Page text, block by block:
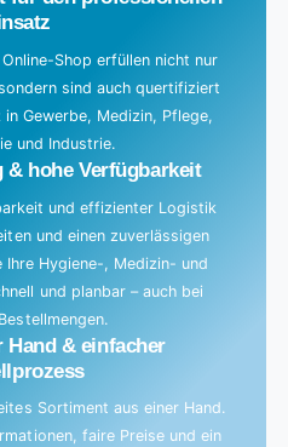
Shop erfüllen nicht nur
sind auch quertifiziert
Gewerbe, Medizin, Pflege,
und Industrie.
& hohe Verfügbarkeit
und effizienter Logistik
und einen zuverlässigen
Ihre Hygiene-, Medizin- und
und planbar – auch bei
Hand & einfacher
Sortiment aus einer Hand.
faire Preise und ein